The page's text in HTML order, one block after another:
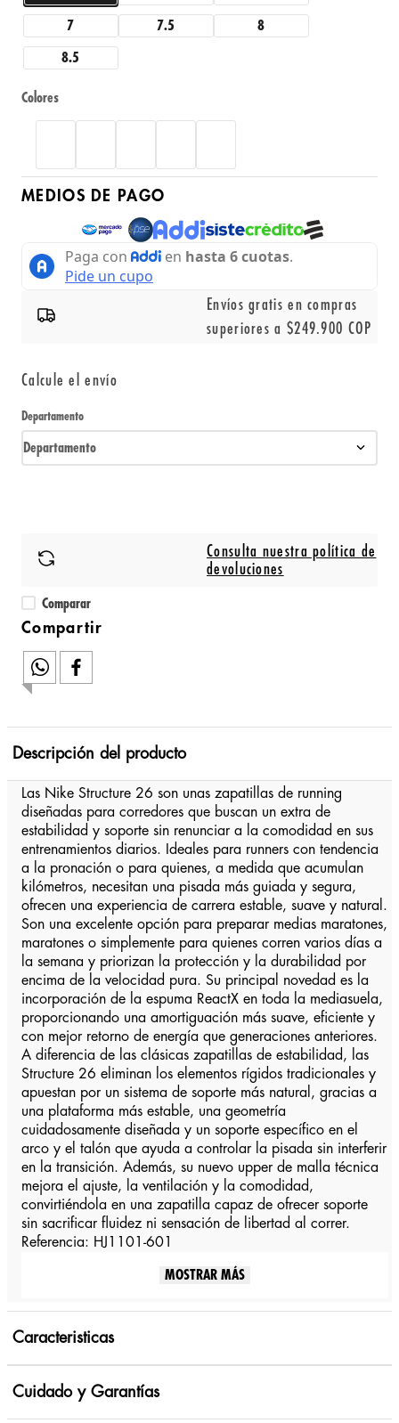
7 7.5 8
8.5
Colores
MEDIOS DE PAGO
Envíos gratis en compras
superiores a $249.900 COP
Calcule el envío
Departamento
Departamento
Consulta nuestra política de
devoluciones
Comparar
Descripción del producto
Las Nike Structure 26 son unas zapatillas de running
diseñadas para corredores que buscan un extra de
estabilidad y soporte sin renunciar a la comodidad en sus
entrenamientos diarios. Ideales para runners con tendencia
a la pronación o para quienes, a medida que acumulan
kilómetros, necesitan una pisada más guiada y segura,
ofrecen una experiencia de carrera estable, suave y natural.
Son una excelente opción para preparar medias maratones,
maratones o simplemente para quienes corren varios días a
la semana y priorizan la protección y la durabilidad por
encima de la velocidad pura. Su principal novedad es la
incorporación de la espuma ReactX en toda la mediasuela,
proporcionando una amortiguación más suave, eficiente y
con mejor retorno de energía que generaciones anteriores.
A diferencia de las clásicas zapatillas de estabilidad, las
Structure 26 eliminan los elementos rígidos tradicionales y
apuestan por un sistema de soporte más natural, gracias a
una plataforma más estable, una geometría
cuidadosamente diseñada y un soporte específico en el
arco y el talón que ayuda a controlar la pisada sin interferir
en la transición. Además, su nuevo upper de malla técnica
mejora el ajuste, la ventilación y la comodidad,
convirtiéndola en una zapatilla capaz de ofrecer soporte
sin sacrificar fluidez ni sensación de libertad al correr.
Referencia: HJ1101-601
MOSTRAR MÁS
Caracteristicas
Cuidado y Garantías